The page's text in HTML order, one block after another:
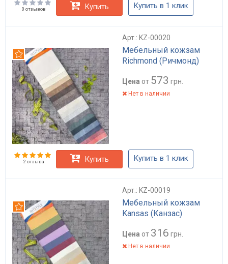
0 отзывов Купить Купить в 1 клик
Арт.: KZ-00020
Мебельный кожзам
Richmond (Ричмонд)
Рекомендуем
Цена от 573 грн.
Нет в наличии
2 отзыва Купить Купить в 1 клик
Арт.: KZ-00019
Мебельный кожзам
Kansas (Канзас)
Рекомендуем
Цена от 316 грн.
Нет в наличии